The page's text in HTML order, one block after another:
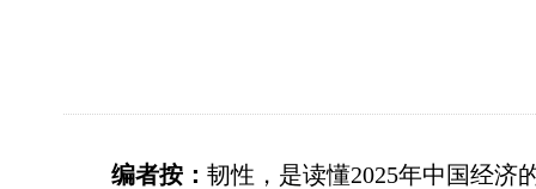
编者按：韧性，是读懂2025年中国经济